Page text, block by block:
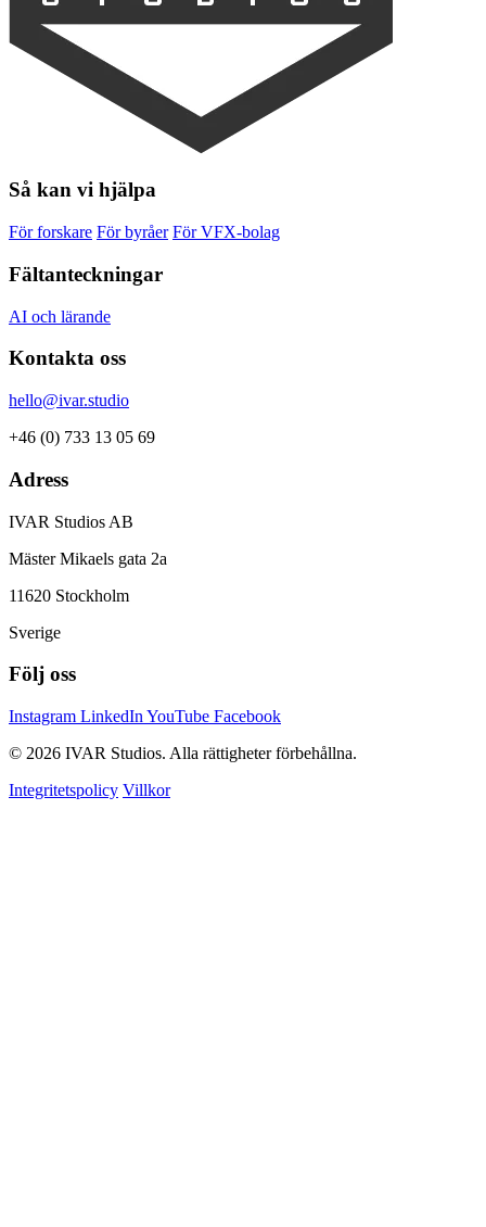
Så kan vi hjälpa
För forskare För byråer För VFX-bolag
Fältanteckningar
AI och lärande
Kontakta oss
hello@ivar.studio
+46 (0) 733 13 05 69
Adress
IVAR Studios AB
Mäster Mikaels gata 2a
11620 Stockholm
Sverige
Följ oss
Instagram LinkedIn YouTube Facebook
© 2026 IVAR Studios. Alla rättigheter förbehållna.
Integritetspolicy Villkor